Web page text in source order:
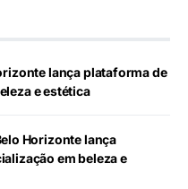
lança plataforma de
e estética
Horizonte lança
em beleza e